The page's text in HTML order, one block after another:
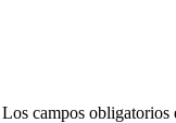
Los campos obligatorios